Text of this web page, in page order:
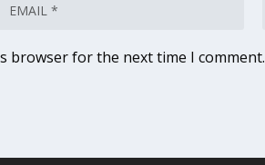
browser for the next time I comment.